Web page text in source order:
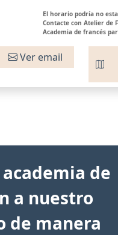
El horario podría no
Contacte con Atelier de
Academia de francés
Ver email
de
a nuestro
de manera